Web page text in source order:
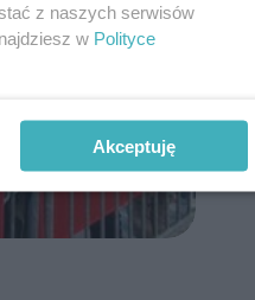
z naszych serwisów
w Polityce
Akceptuję